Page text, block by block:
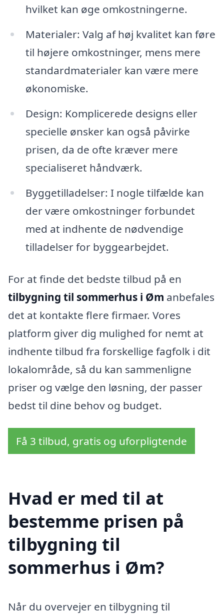
hvilket kan øge omkostningerne.
Materialer: Valg af høj kvalitet kan føre
til højere omkostninger, mens mere
standardmaterialer kan være mere
økonomiske.
Design: Komplicerede designs eller
specielle ønsker kan også påvirke
prisen, da de ofte kræver mere
specialiseret håndværk.
Byggetilladelser: I nogle tilfælde kan
der være omkostninger forbundet
med at indhente de nødvendige
tilladelser for byggearbejdet.
For at finde det bedste tilbud på en
tilbygning til sommerhus i Øm anbefales
det at kontakte flere firmaer. Vores
platform giver dig mulighed for nemt at
indhente tilbud fra forskellige fagfolk i dit
lokalområde, så du kan sammenligne
priser og vælge den løsning, der passer
bedst til dine behov og budget.
Få 3 tilbud, gratis og uforpligtende
Hvad er med til at
bestemme prisen på
tilbygning til
sommerhus i Øm?
Når du overvejer en tilbygning til